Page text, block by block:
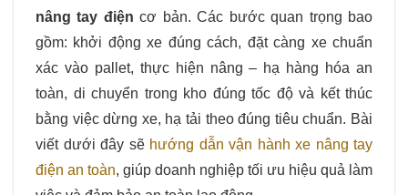
nâng tay điện cơ bản. Các bước quan trọng bao
gồm: khởi động xe đúng cách, đặt càng xe chuẩn
xác vào pallet, thực hiện nâng – hạ hàng hóa an
toàn, di chuyển trong kho đúng tốc độ và kết thúc
bằng việc dừng xe, hạ tải theo đúng tiêu chuẩn. Bài
viết dưới đây sẽ hướng dẫn vận hành xe nâng tay
điện an toàn, giúp doanh nghiệp tối ưu hiệu quả làm